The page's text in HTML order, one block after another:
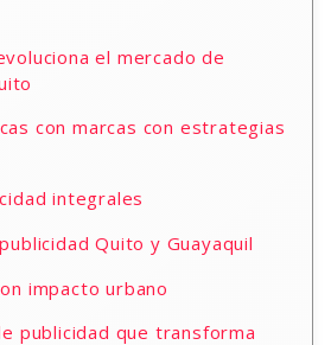
el mercado de
con marcas con estrategias
integrales
Quito y Guayaquil
impacto urbano
publicidad que transforma